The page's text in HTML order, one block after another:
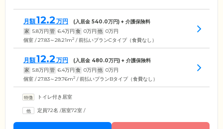
月額12.2 万円 (入居金 540.0万円) + 介護保険料
家 5.8万円 管 6.4万円 食 0万円 他 0万円
個室 / 27.83～28.21m2 / 前払いプランCタイプ（食費なし）
月額12.2 万円 (入居金 480.0万円) + 介護保険料
家 5.8万円 管 6.4万円 食 0万円 他 0万円
個室 / 27.83～29.76m2 / 前払いプランBタイプ（食費なし）
トイレ付き居室
定員72名 /居室72室 /